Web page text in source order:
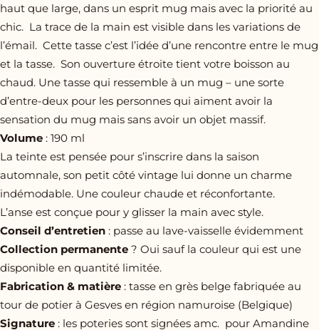
haut que large, dans un esprit mug mais avec la priorité au
chic. La trace de la main est visible dans les variations de
l’émail. Cette tasse c’est l’idée d’une rencontre entre le mug
et la tasse. Son ouverture étroite tient votre boisson au
chaud. Une tasse qui ressemble à un mug – une sorte
d’entre-deux pour les personnes qui aiment avoir la
sensation du mug mais sans avoir un objet massif.
Volume : 190 ml
La teinte est pensée pour s’inscrire dans la saison
automnale, son petit côté vintage lui donne un charme
indémodable. Une couleur chaude et réconfortante.
L’anse est conçue pour y glisser la main avec style.
Conseil d’entretien : passe au lave-vaisselle évidemment
Collection permanente ? Oui sauf la couleur qui est une
disponible en quantité limitée.
Fabrication & matière : tasse en grès belge fabriquée au
tour de potier à Gesves en région namuroise (Belgique)
Signature : les poteries sont signées amc. pour Amandine